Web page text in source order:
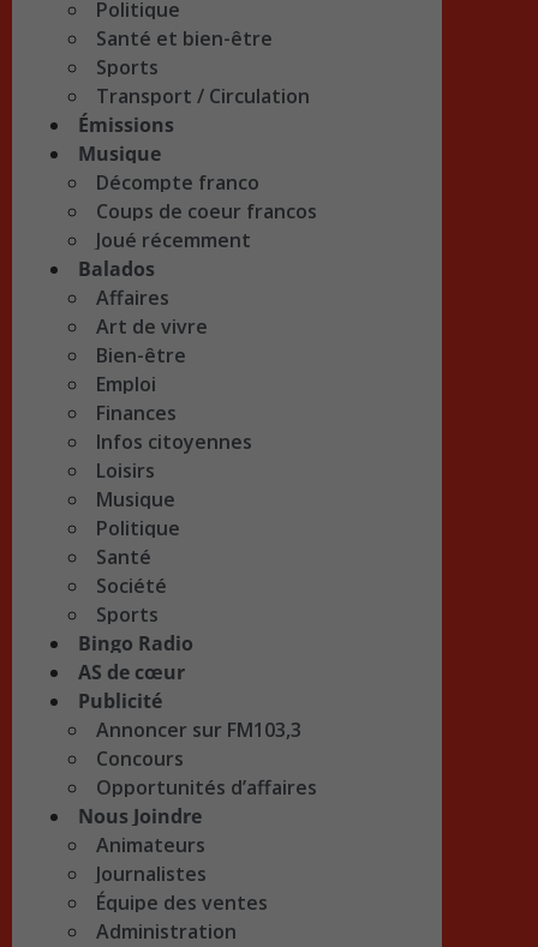
Politique
Santé et bien-être
Sports
Transport / Circulation
Émissions
Musique
Décompte franco
Coups de coeur francos
Joué récemment
Balados
Affaires
Art de vivre
Bien-être
Emploi
Finances
Infos citoyennes
Loisirs
Musique
Politique
Santé
Société
Sports
Bingo Radio
AS de cœur
Publicité
Annoncer sur FM103,3
Concours
Opportunités d’affaires
Nous Joindre
Animateurs
Journalistes
Équipe des ventes
Administration